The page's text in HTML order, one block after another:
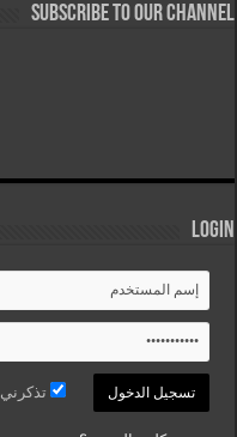
Subscribe to our Channel
Login
تذكرني